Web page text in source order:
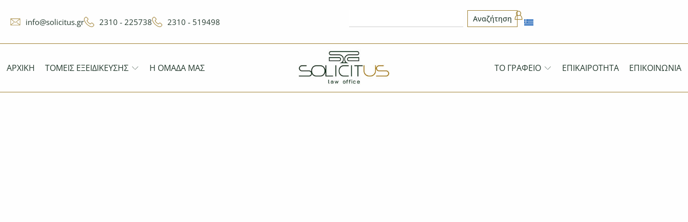
info@solicitus.gr 2310 - 225738 2310 - 519498 Αναζήτηση
ΑΡΧΙΚΉ ΤΟΜΕΊΣ ΕΞΕΙΔΊΚΕΥΣΗΣ Η ΟΜΆΔΑ ΜΑΣ ΤΟ ΓΡΑΦΕΊΟ ΕΠΙΚΑΙΡΌΤΗΤΑ ΕΠΙΚΟΙΝΩΝΊΑ